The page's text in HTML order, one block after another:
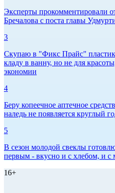
Эксперты прокомментировали
Бречалова с поста главы
3
Скупаю в "Фикс Прайс"
кладу в ванну, но не для
экономии
4
Беру копеечное аптечное
наледь не появляется круглый
5
В сезон молодой свеклы готовлю
первым - вкусно и с хлебом, и с
16+